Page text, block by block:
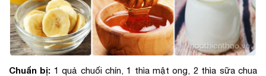
Chuẩn bị: 1 quả chuối chín, 1 thìa mật ong, 2 thìa sữa chua